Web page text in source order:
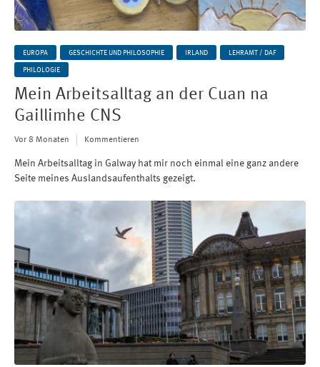
EUROPA GESCHICHTE UND PHILOSOPHIE IRLAND LEHRAMT / DAF
PHILOLOGIE
Mein Arbeitsalltag an der Cuan na
Gaillimhe CNS
Vor 8 Monaten Kommentieren
Mein Arbeitsalltag in Galway hat mir noch einmal eine ganz andere
Seite meines Auslandsaufenthalts gezeigt.